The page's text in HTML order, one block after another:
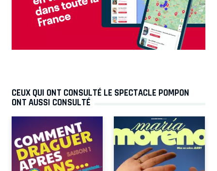
CEUX QUI ONT CONSULTÉ LE SPECTACLE POMPON
ONT AUSSI CONSULTÉ